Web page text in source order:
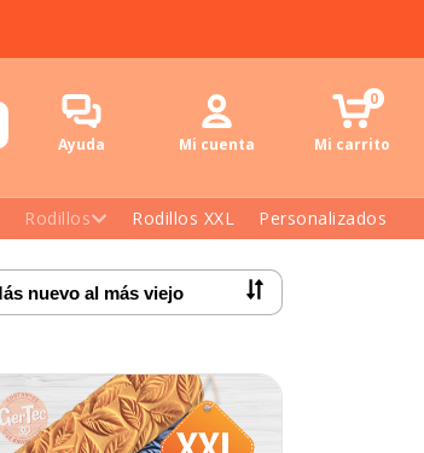
Ayuda Mi cuenta Mi carrito
0
Rodillos Rodillos XXL Personalizados